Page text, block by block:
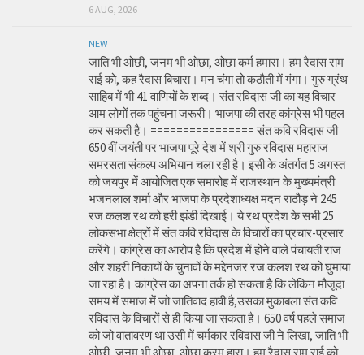
6 AUG, 2026
NEW
जाति भी ओछी, जनम भी ओछा, ओछा कर्म हमारा। हम रैदास राम
राई को, कह रैदास बिचारा। मन चंगा तो कठौती में गंगा। गुरु ग्रंथ
साहिब में भी 41 वाणियों के शब्द। संत रविदास जी का यह विचार
आम लोगों तक पहुंचना जरूरी। भाजपा की तरह कांग्रेस भी पहल
कर सकती है। ================ संत कवि रविदास जी
650 वीं जयंती पर भाजपा पूरे देश में श्री गुरु रविदास महाराज
समरसता संकल्प अभियान चला रही है। इसी के अंतर्गत 5 अगस्त
को जयपुर में आयोजित एक समारोह में राजस्थान के मुख्यमंत्री
भजनलाल शर्मा और भाजपा के प्रदेशाध्यक्ष मदन राठौड़ ने 245
रज कलश रथ को हरी झंडी दिखाई। ये रथ प्रदेश के सभी 25
लोकसभा क्षेत्रों में संत कवि रविदास के विचारों का प्रचार-प्रसार
करेंगे। कांग्रेस का आरोप है कि प्रदेश में होने वाले पंचायती राज
और शहरी निकायों के चुनावों के मद्देनजर रज कलश रथ को घुमाया
जा रहा है। कांग्रेस का अपना तर्क हो सकता है कि लेकिन मौजूदा
समय में समाज में जो जातिवाद हावी है,उसका मुकाबला संत कवि
रविदास के विचारों से ही किया जा सकता है। 650 वर्ष पहले समाज
को जो वातावरण था उसी में चर्मकार रविदास जी ने लिखा, जाति भी